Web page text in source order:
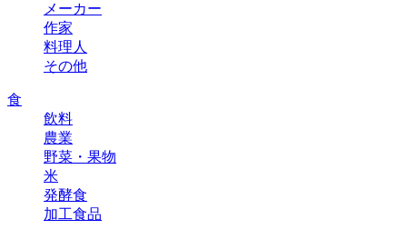
メーカー
作家
料理人
その他
食
飲料
農業
野菜・果物
米
発酵食
加工食品